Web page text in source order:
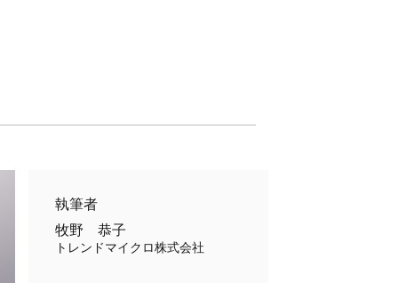
執筆者
牧野 恭子
トレンドマイクロ株式会社